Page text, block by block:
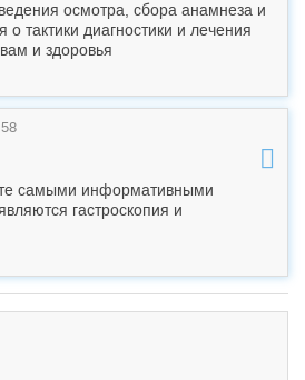
осмотра, сбора анамнеза и
тактики диагностики и лечения
и здоровья
самыми информативными
гастроскопия и